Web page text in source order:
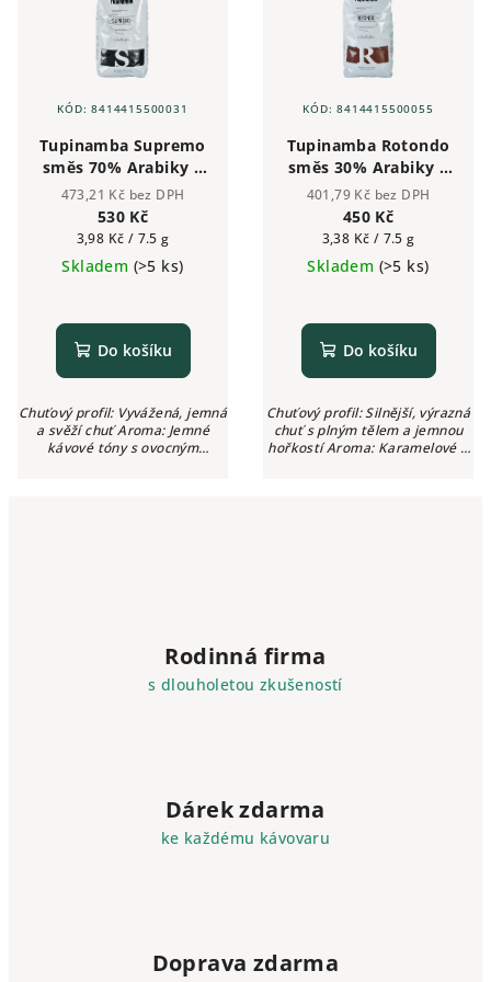
Rodinná firma
s dlouholetou zkušeností
Dárek zdarma
ke každému kávovaru
Doprava zdarma
Tupinamba Supremo
směs 70% Arabiky a
30% Robusty -
zrnková káva 1kg
473,21 Kč bez DPH
530 Kč
Měrná
cena:
3,98 Kč / 7.5 g
Skladem (>5 ks)
Do košíku
Chuťový profil: Vyvážená, jemná
a svěží chuť Aroma: Jemné
kávové tóny s ovocným
KÓD:8414415500031
Tupinamba Rotondo
směs 30% Arabiky a
70% Robusty -
zrnková káva 1kg
401,79 Kč bez DPH
450 Kč
Měrná
cena:
3,38 Kč / 7.5 g
Skladem (>5 ks)
Do košíku
Chuťový profil: Silnější, výrazná
chuť s plným tělem a jemnou
hořkostí Aroma: Karamelové a
KÓD:8414415500055